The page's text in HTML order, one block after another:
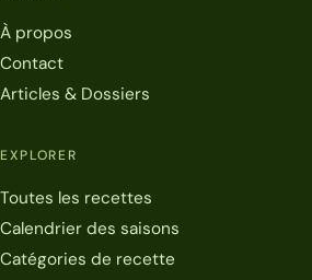
À propos
Contact
Articles & Dossiers
EXPLORER
Toutes les recettes
Calendrier des saisons
Catégories de recette